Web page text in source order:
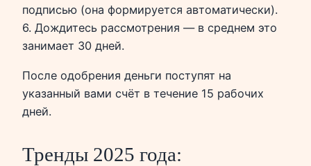
подписью (она формируется автоматически).
6. Дождитесь рассмотрения — в среднем это
занимает 30 дней.
После одобрения деньги поступят на
указанный вами счёт в течение 15 рабочих
дней.
Тренды 2025 года: